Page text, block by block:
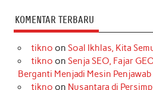
KOMENTAR TERBARU
tikno on Soal Ikhlas, Kita
tikno on Senja SEO, Fajar
Berganti Menjadi Mesin Penjawab
tikno on Nusantara di